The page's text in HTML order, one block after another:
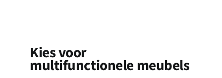
Kies voor
multifunctionele meubels